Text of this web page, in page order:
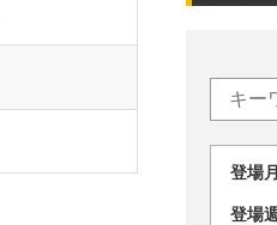
登
登